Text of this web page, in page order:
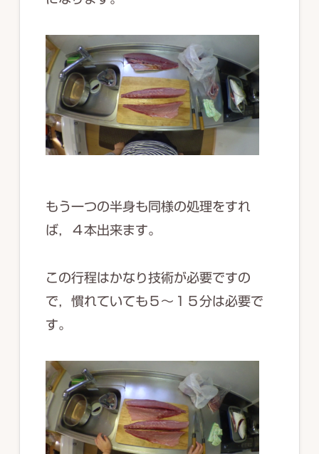
もう一つの半身も同様の処理をすれ
ば，４本出来ます。
この行程はかなり技術が必要ですの
で，慣れていても５～１５分は必要で
す。